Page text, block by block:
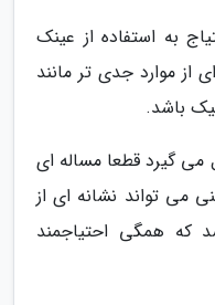
به استفاده از عینک
موارد جدی تر مانند
باشد.
می گیرد قطعا مساله ای
می تواند نشانه ای از
که همگی احتیاجمند